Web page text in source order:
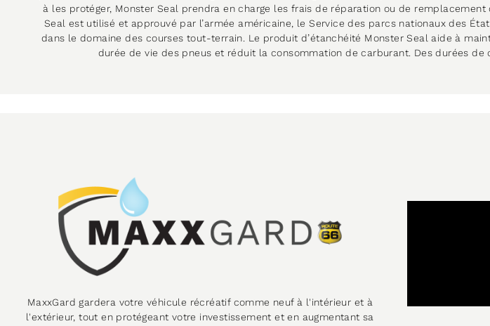
à les protéger, Monster Seal prendra en charge les frais de réparation ou de
Seal est utilisé et approuvé par l’armée américaine, le Service des parcs nationaux des
dans le domaine des courses tout-terrain. Le produit d’étanchéité Monster Seal aide à
durée de vie des pneus et réduit la consommation de carburant. Des durées de
MaxxGard gardera votre véhicule récréatif comme neuf à l'intérieur et à
l'extérieur, tout en protégeant votre investissement et en augmentant sa